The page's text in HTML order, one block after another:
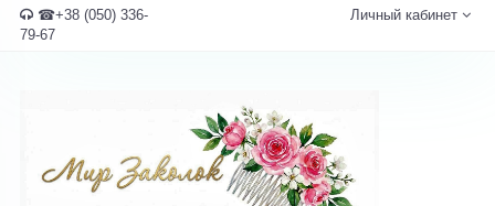
☎+38 (050) 336-
79-67
Личный кабинет